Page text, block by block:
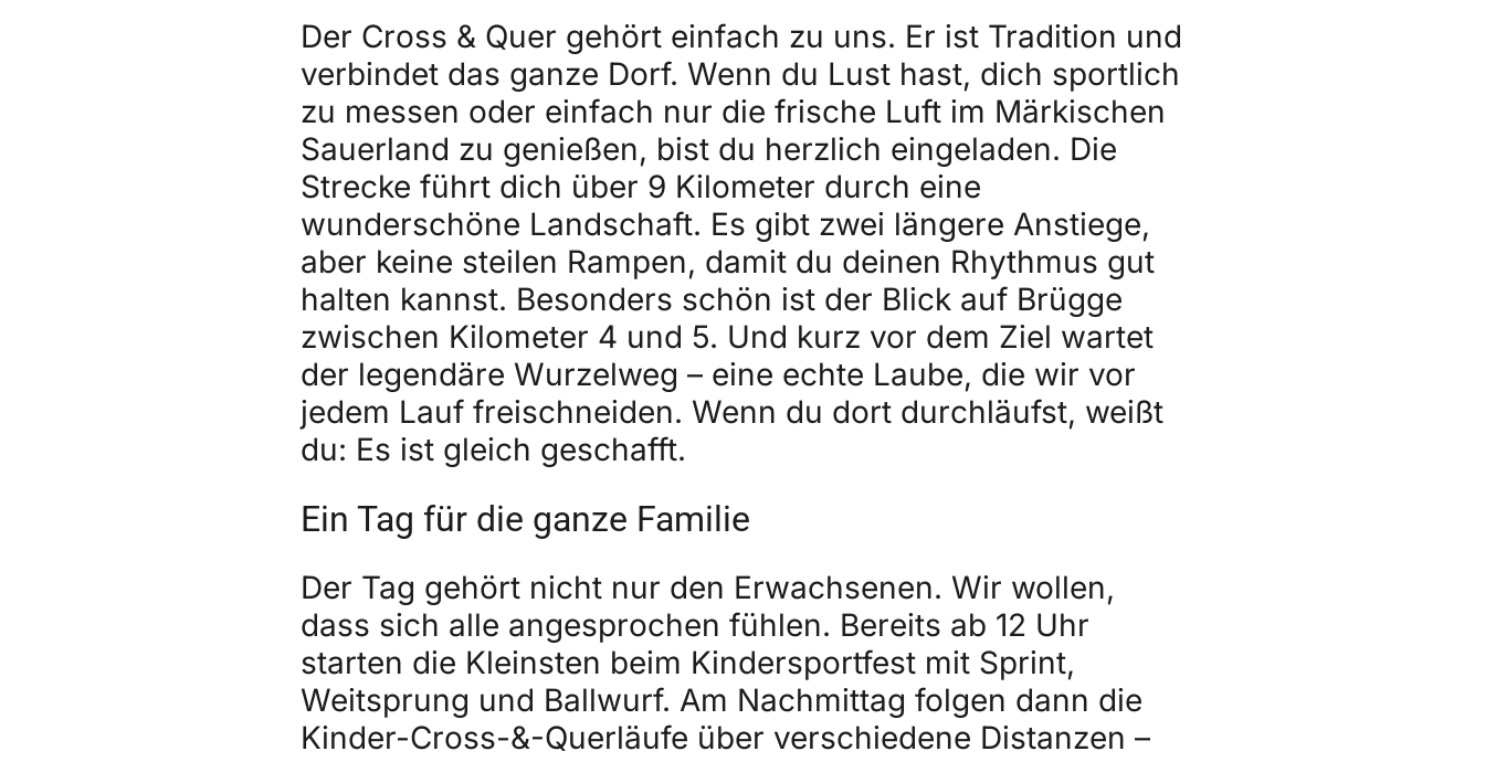
Der Cross & Quer gehört einfach zu uns. Er ist Tradition und
verbindet das ganze Dorf. Wenn du Lust hast, dich sportlich
zu messen oder einfach nur die frische Luft im Märkischen
Sauerland zu genießen, bist du herzlich eingeladen. Die
Strecke führt dich über 9 Kilometer durch eine
wunderschöne Landschaft. Es gibt zwei längere Anstiege,
aber keine steilen Rampen, damit du deinen Rhythmus gut
halten kannst. Besonders schön ist der Blick auf Brügge
zwischen Kilometer 4 und 5. Und kurz vor dem Ziel wartet
der legendäre Wurzelweg – eine echte Laube, die wir vor
jedem Lauf freischneiden. Wenn du dort durchläufst, weißt
du: Es ist gleich geschafft.
Ein Tag für die ganze Familie
Der Tag gehört nicht nur den Erwachsenen. Wir wollen,
dass sich alle angesprochen fühlen. Bereits ab 12 Uhr
starten die Kleinsten beim Kindersportfest mit Sprint,
Weitsprung und Ballwurf. Am Nachmittag folgen dann die
Kinder-Cross-&-Querläufe über verschiedene Distanzen –